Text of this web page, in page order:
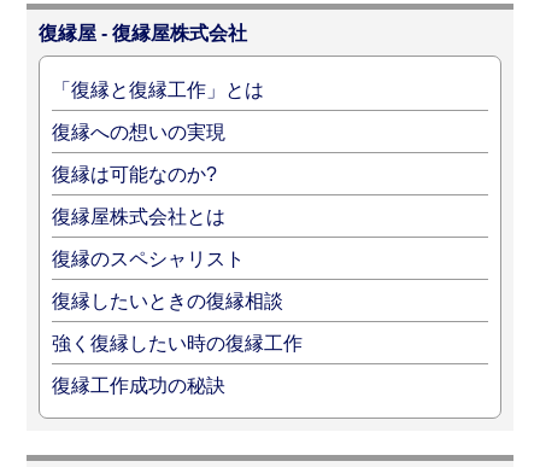
復縁屋 - 復縁屋株式会社
「復縁と復縁工作」とは
復縁への想いの実現
復縁は可能なのか?
復縁屋株式会社とは
復縁のスペシャリスト
復縁したいときの復縁相談
強く復縁したい時の復縁工作
復縁工作成功の秘訣